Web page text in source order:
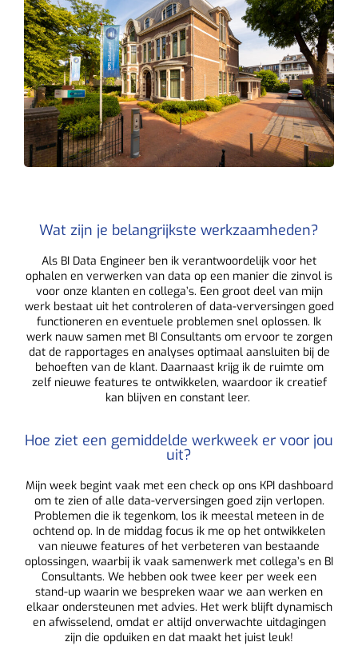
Wat zijn je belangrijkste werkzaamheden?
Als BI Data Engineer ben ik verantwoordelijk voor het
ophalen en verwerken van data op een manier die zinvol is
voor onze klanten en collega’s. Een groot deel van mijn
werk bestaat uit het controleren of data-verversingen goed
functioneren en eventuele problemen snel oplossen. Ik
werk nauw samen met BI Consultants om ervoor te zorgen
dat de rapportages en analyses optimaal aansluiten bij de
behoeften van de klant. Daarnaast krijg ik de ruimte om
zelf nieuwe features te ontwikkelen, waardoor ik creatief
kan blijven en constant leer.
Hoe ziet een gemiddelde werkweek er voor jou
uit?
Mijn week begint vaak met een check op ons KPI dashboard
om te zien of alle data-verversingen goed zijn verlopen.
Problemen die ik tegenkom, los ik meestal meteen in de
ochtend op. In de middag focus ik me op het ontwikkelen
van nieuwe features of het verbeteren van bestaande
oplossingen, waarbij ik vaak samenwerk met collega’s en BI
Consultants. We hebben ook twee keer per week een
stand-up waarin we bespreken waar we aan werken en
elkaar ondersteunen met advies. Het werk blijft dynamisch
en afwisselend, omdat er altijd onverwachte uitdagingen
zijn die opduiken en dat maakt het juist leuk!